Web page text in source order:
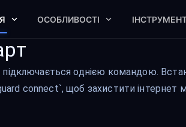
ОСОБЛИВОСТІ
однією командою.
connect`, щоб захистити інтернет